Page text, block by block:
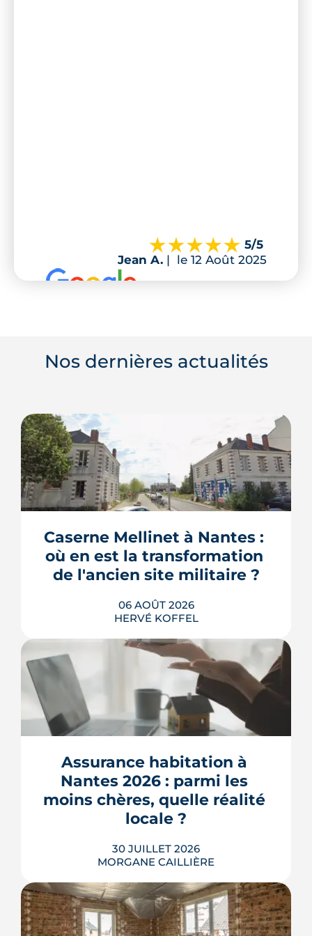
5/5
Jean A. | le 12 Août 2025
Très bonne expérience avec
Nos dernières actualités
Caserne Mellinet à Nantes :
où en est la transformation
de l'ancien site militaire ?
06 AOÛT 2026
HERVÉ KOFFEL
L'ancienne caserne Mellinet devient un
quartier habité de treize hectares et
demi. Livraisons de logements, friche
où en est le chantier, hameau par
hameau.
LIRE L'ARTICLE
Assurance habitation à
Nantes 2026 : parmi les
moins chères, quelle réalité
locale ?
30 JUILLET 2026
MORGANE CAILLIÈRE